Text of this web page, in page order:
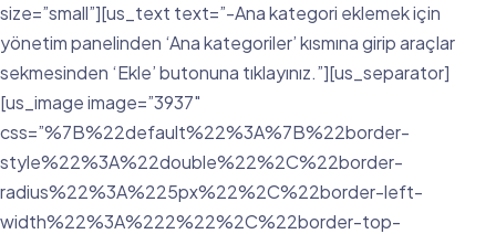
size=”small”][us_text text=”-Ana kategori eklemek için
yönetim panelinden ‘Ana kategoriler’ kısmına girip araçlar
sekmesinden ‘Ekle’ butonuna tıklayınız.”][us_separator]
[us_image image=”3937″
css=”%7B%22default%22%3A%7B%22border-
style%22%3A%22double%22%2C%22border-
radius%22%3A%225px%22%2C%22border-left-
width%22%3A%222%22%2C%22border-top-